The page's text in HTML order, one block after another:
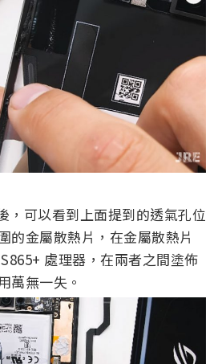
，可以看到上面提到的透氣孔位
的金屬散熱片，在金屬散熱片
處理器，在兩者之間塗佈
萬無一失。